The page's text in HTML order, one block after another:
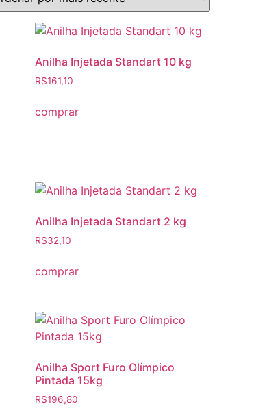
Anilha Injetada Standart 10 kg
R$161,10
comprar
Anilha Injetada Standart 2 kg
R$32,10
comprar
Anilha Sport Furo Olímpico
Pintada 15kg
R$196,80